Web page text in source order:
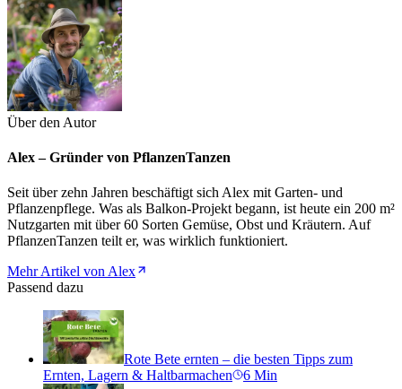
Über den Autor
Alex – Gründer von PflanzenTanzen
Seit über zehn Jahren beschäftigt sich Alex mit Garten- und
Pflanzenpflege. Was als Balkon-Projekt begann, ist heute ein 200 m²
Nutzgarten mit über 60 Sorten Gemüse, Obst und Kräutern. Auf
PflanzenTanzen teilt er, was wirklich funktioniert.
Mehr Artikel von Alex
Passend dazu
Rote Bete ernten – die besten Tipps zum
Ernten, Lagern & Haltbarmachen
6 Min